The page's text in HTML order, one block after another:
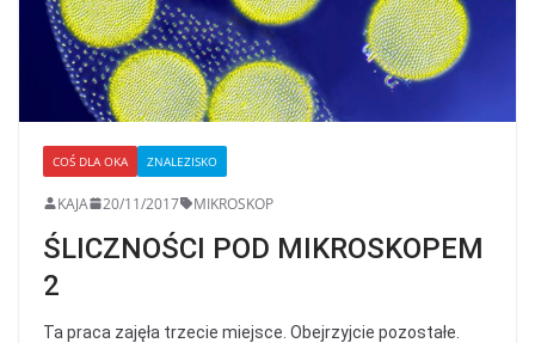
COŚ DLA OKA ZNALEZISKO
KAJA 20/11/2017 MIKROSKOP
ŚLICZNOŚCI POD MIKROSKOPEM
2
Ta praca zajęła trzecie miejsce. Obejrzyjcie pozostałe.